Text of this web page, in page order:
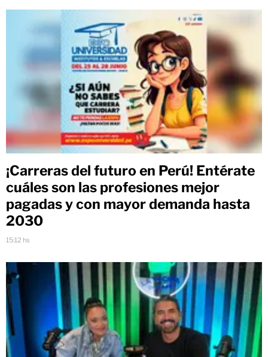
¡Carreras del futuro en Perú! Entérate
cuáles son las profesiones mejor
pagadas y con mayor demanda hasta
2030
15:12 hs